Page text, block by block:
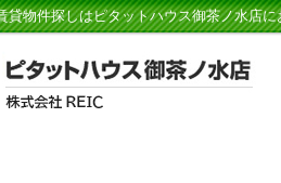
貸物件探しはピタットハウス御茶ノ水店に